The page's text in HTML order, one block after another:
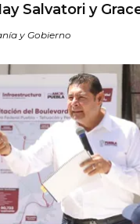
Salvatori y
y Gobierno